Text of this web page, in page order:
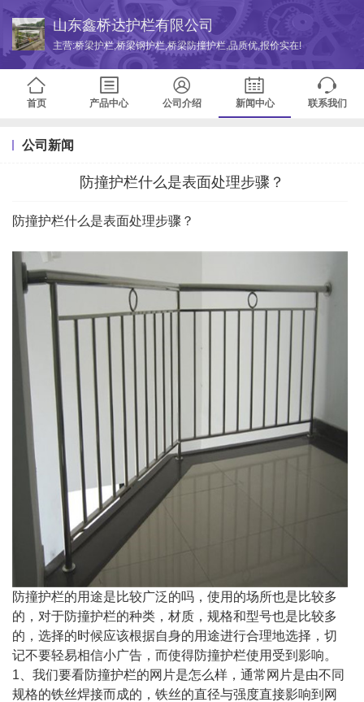
山东鑫桥达护栏有限公司
主营:桥梁护栏,桥梁钢护栏,桥梁防撞护栏,品质优,报价实在!
首页 产品中心 公司介绍 新闻中心 联系我们
公司新闻
防撞护栏什么是表面处理步骤？
防撞护栏什么是表面处理步骤？
防撞护栏的用途是比较广泛的吗，使用的场所也是比较多
的，对于防撞护栏的种类，材质，规格和型号也是比较多
的，选择的时候应该根据自身的用途进行合理地选择，切
记不要轻易相信小广告，而使得防撞护栏使用受到影响。
1、我们要看防撞护栏的网片是怎么样，通常网片是由不同
规格的铁丝焊接而成的，铁丝的直径与强度直接影响到网